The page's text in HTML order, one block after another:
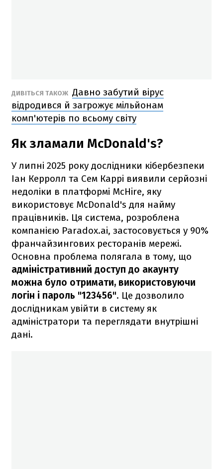
ДИВІТЬСЯ ТАКОЖ Давно забутий вірус
відродився й загрожує мільйонам
комп'ютерів по всьому світу
Як зламали McDonald's?
У липні 2025 року дослідники кібербезпеки
Іан Керролл та Сем Каррі виявили серйозні
недоліки в платформі McHire, яку
використовує McDonald's для найму
працівників. Ця система, розроблена
компанією Paradox.ai, застосовується у 90%
франчайзингових ресторанів мережі.
Основна проблема полягала в тому, що
адміністративний доступ до акаунту
можна було отримати, використовуючи
логін і пароль "123456". Це дозволило
дослідникам увійти в систему як
адміністратори та переглядати внутрішні
дані.